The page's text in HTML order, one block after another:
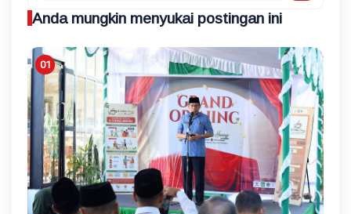
Anda mungkin menyukai postingan ini